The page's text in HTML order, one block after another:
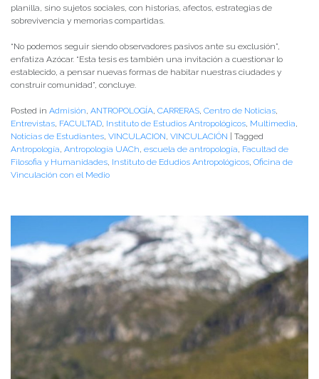
planilla, sino sujetos sociales, con historias, afectos, estrategias de
sobrevivencia y memorias compartidas.
“No podemos seguir siendo observadores pasivos ante su exclusión”,
enfatiza Azócar. “Esta tesis es también una invitación a cuestionar lo
establecido, a pensar nuevas formas de habitar nuestras ciudades y
construir comunidad”, concluye.
Posted in Admisión, ANTROPOLOGÍA, CARRERAS, Centro de Noticias,
Entrevistas, FACULTAD, Instituto de Estudios Antropológicos, Multimedia,
Noticias de Estudiantes, VINCULACION, VINCULACIÓN
Tagged
Antropología, Antropología UACh, escuela de antropología, Facultad de
Filosofia y Humanidades, Instituto de Edudios Antropológicos, Oficina de
Vinculación con el Medio